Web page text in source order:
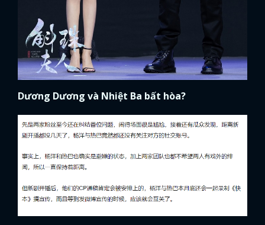
Dương Dương và Nhiệt Ba bất hòa?